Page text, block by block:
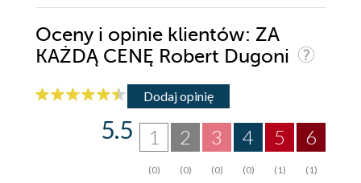
Oceny i opinie klientów: ZA
KAŻDĄ CENĘ Robert Dugoni
Dodaj opinię
6
(1)
5
(1)
4
(0)
3
(0)
2
(0)
1
(0)
5.5